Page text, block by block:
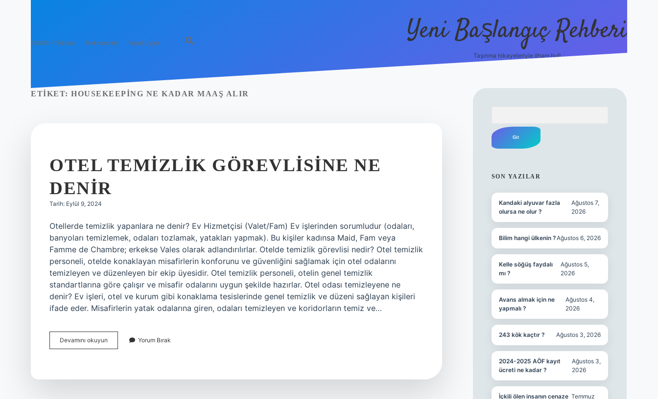
Gizlilik Politikası Hakkımızda Yasal Uyarı Yeni Başlangıç Rehberi
Taşınma hikayeleriyle ilham bul!
ETIKET: HOUSEKEEPING NE KADAR MAAŞ ALIR
OTEL TEMIZLIK GÖREVLISINE NE
DENIR
Tarih: Eylül 9, 2024
Otellerde temizlik yapanlara ne denir? Ev Hizmetçisi (Valet/Fam) Ev işlerinden sorumludur (odaları,
banyoları temizlemek, odaları tozlamak, yatakları yapmak). Bu kişiler kadınsa Maid, Fam veya
Famme de Chambre; erkekse Vales olarak adlandırılırlar. Otelde temizlik görevlisi nedir? Otel temizlik
personeli, otelde konaklayan misafirlerin konforunu ve güvenliğini sağlamak için otel odalarını
temizleyen ve düzenleyen bir ekip üyesidir. Otel temizlik personeli, otelin genel temizlik
standartlarına göre çalışır ve misafir odalarını uygun şekilde hazırlar. Otel odası temizleyene ne
denir? Ev işleri, otel ve kurum gibi konaklama tesislerinde genel temizlik ve düzeni sağlayan kişileri
ifade eder. Misafirlerin yatak odalarına giren, odaları temizleyen ve koridorların temiz ve…
Devamını okuyun
Temizlik
Yorum Bırak
SON YAZILAR
Kandaki alyuvar fazla
olursa ne olur ?
Ağustos 7,
2026
Bilim hangi ülkenin ?Ağustos 6, 2026
Kelle söğüş faydalı
mı ?
Ağustos 5,
2026
Avans almak için ne
yapmalı ?
Ağustos 4,
2026
243 kök kaçtır ? Ağustos 3, 2026
2024-2025 AÖF kayıt
ücreti ne kadar ?
Ağustos 3,
2026
İçkili ölen insanın cenaze Temmuz
ilbet yeni giriş